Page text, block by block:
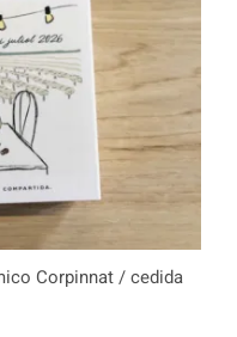
Corpinnat / cedida